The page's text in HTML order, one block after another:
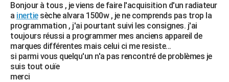
Essais
Réserver un essai
Citadines
Berlines
SUV
Forum auto
+HIGH-TECH
Mobiles
Meilleur smartphone
Internet
Ordinateurs
Jeux vidéo
Guide high-tech
+BRICOLAGE
Forum
Aménagement intérieur
Extérieur
Cuisine
Salle de bains
Jardinage
Rangement
WEEK-END
Guides de France
Escapades
Patrimoine
Expositions
Musées
Week-end nature
LIFESTYLE
Bonjour à tous , je viens de faire l'acquisition d'un radiateur
a inertiesèche alvara 1500w , je ne comprends pas trop la
programmation , j'ai pourtant suivi les consignes. j'ai
toujours réussi a programmer mes anciens appareil de
marques différentes mais celui ci me resiste...
si parmi vous quelqu'un n'a pas rencontré de problèmes je
suis tout ouïe
merci